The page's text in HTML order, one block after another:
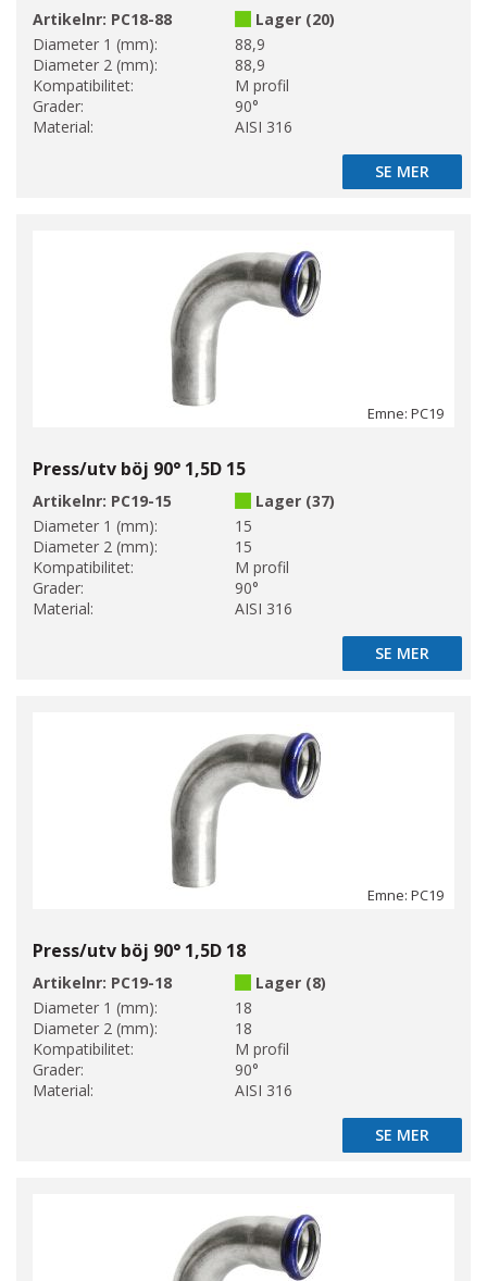
Artikelnr: PC18-88
Lager (20)
Diameter 1 (mm):
88,9
Diameter 2 (mm):
88,9
Kompatibilitet:
M profil
Grader:
90°
Material:
AISI 316
SE MER
SE MER
Emne: PC19
Press/utv böj 90° 1,5D 15
Artikelnr: PC19-15
Lager (37)
Diameter 1 (mm):
15
Diameter 2 (mm):
15
Kompatibilitet:
M profil
Grader:
90°
Material:
AISI 316
SE MER
SE MER
Emne: PC19
Press/utv böj 90° 1,5D 18
Artikelnr: PC19-18
Lager (8)
Diameter 1 (mm):
18
Diameter 2 (mm):
18
Kompatibilitet:
M profil
Grader:
90°
Material:
AISI 316
SE MER
SE MER